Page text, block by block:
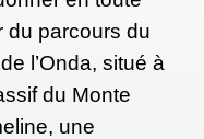
du parcours du
l’Onda, situé à
du Monte
une